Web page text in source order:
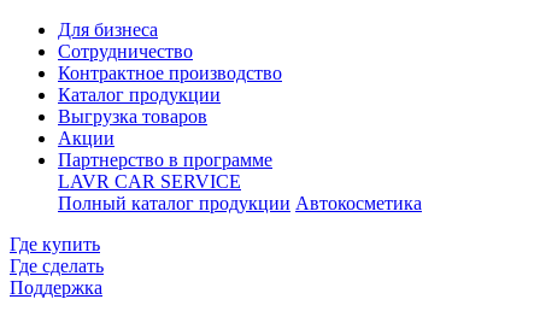
Для бизнеса
Сотрудничество
Контрактное производcтво
Каталог продукции
Выгрузка товаров
Акции
Партнерство в программе
LAVR CAR SERVICE
Полный каталог продукции Автокосметика
Где купить
Где сделать
Поддержка